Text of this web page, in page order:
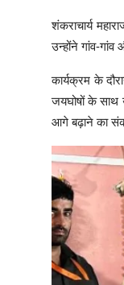
शंकराचार्य
उन्होंने गांव-
कार्यक्रम के
जयघोषों के साथ
आगे बढ़ाने का